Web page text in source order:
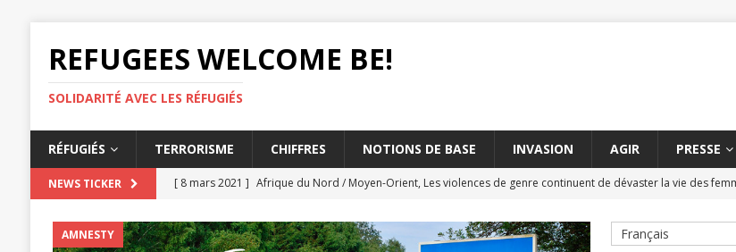
REFUGEES WELCOME BE!
SOLIDARITÉ AVEC LES RÉFUGIÉS
RÉFUGIÉS TERRORISME CHIFFRES NOTIONS DE BASE INVASION AGIR PRESSE
NEWS TICKER [ 8 mars 2021 ] Afrique du Nord / Moyen-Orient, Les violences de genre continuent de dévaster la vie des
[ 3 mars 2021 ] Les États doivent lutter contre les massacres de civils par des armes explosives
AMNESTY
AMNESTY Français